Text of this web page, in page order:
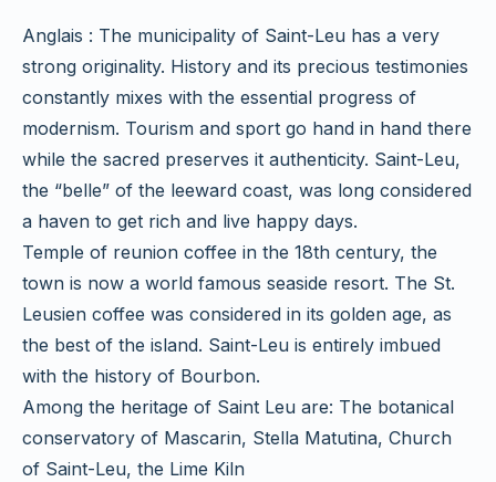
Anglais : The municipality of Saint-Leu has a very
strong originality. History and its precious testimonies
constantly mixes with the essential progress of
modernism. Tourism and sport go hand in hand there
while the sacred preserves it authenticity. Saint-Leu,
the “belle” of the leeward coast, was long considered
a haven to get rich and live happy days.
Temple of reunion coffee in the 18th century, the
town is now a world famous seaside resort. The St.
Leusien coffee was considered in its golden age, as
the best of the island. Saint-Leu is entirely imbued
with the history of Bourbon.
Among the heritage of Saint Leu are: The botanical
conservatory of Mascarin, Stella Matutina, Church
of Saint-Leu, the Lime Kiln